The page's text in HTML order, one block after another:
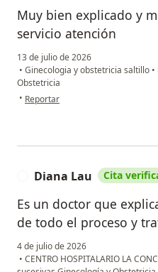
Muy bien explicado y
servicio atención
13 de julio de 2026
• Ginecologia y obstetricia saltillo •
Obstetricia
• en opinión del usuario Bgsm
Reportar
Diana Lau Cita
Es un doctor que
de todo el proceso y
4 de julio de 2026
• CENTRO HOSPITALARIO LA